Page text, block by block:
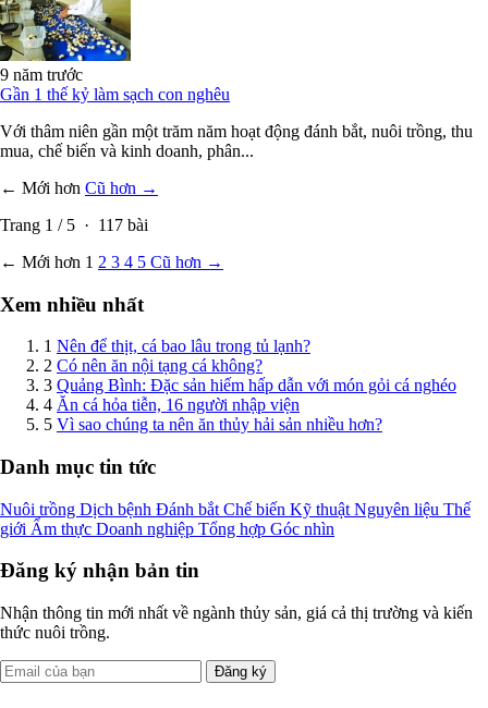
9 năm trước
Gần 1 thế kỷ làm sạch con nghêu
Với thâm niên gần một trăm năm hoạt động đánh bắt, nuôi trồng, thu
mua, chế biến và kinh doanh, phân...
← Mới hơn Cũ hơn →
Trang 1 / 5 · 117 bài
← Mới hơn 1 2 3 4 5 Cũ hơn →
Xem nhiều nhất
1 Nên để thịt, cá bao lâu trong tủ lạnh?
2 Có nên ăn nội tạng cá không?
3 Quảng Bình: Đặc sản hiếm hấp dẫn với món gỏi cá nghéo
4 Ăn cá hỏa tiễn, 16 người nhập viện
5 Vì sao chúng ta nên ăn thủy hải sản nhiều hơn?
Danh mục tin tức
Nuôi trồng Dịch bệnh Đánh bắt Chế biến Kỹ thuật Nguyên liệu Thế
giới Ẩm thực Doanh nghiệp Tổng hợp Góc nhìn
Đăng ký nhận bản tin
Nhận thông tin mới nhất về ngành thủy sản, giá cả thị trường và kiến
thức nuôi trồng.
Đăng ký